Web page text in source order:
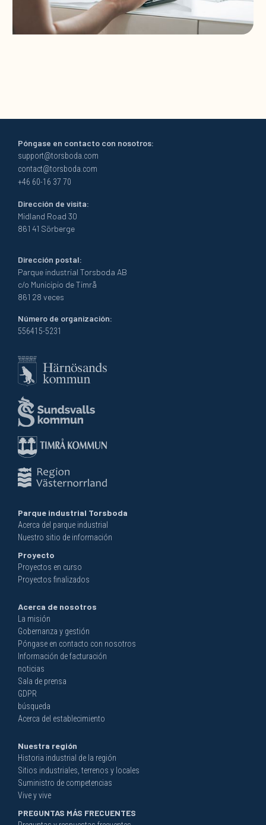
Póngase en contacto con nosotros:
support@torsboda.com
contact@torsboda.com
+46 60-16 37 70
Dirección de visita:
Midland Road 30
861 41 Sörberge
Dirección postal:
Parque industrial Torsboda AB
c/o Municipio de Timrå
861 28 veces
Número de organización:
556415-5231
Parque industrial Torsboda
Acerca del parque industrial
Nuestro sitio de información
Proyecto
Proyectos en curso
Proyectos finalizados
Acerca de nosotros
La misión
Gobernanza y gestión
Póngase en contacto con nosotros
Información de facturación
noticias
Sala de prensa
GDPR
búsqueda
Acerca del establecimiento
Nuestra región
Historia industrial de la región
Sitios industriales, terrenos y locales
Suministro de competencias
Vive y vive
PREGUNTAS MÁS FRECUENTES